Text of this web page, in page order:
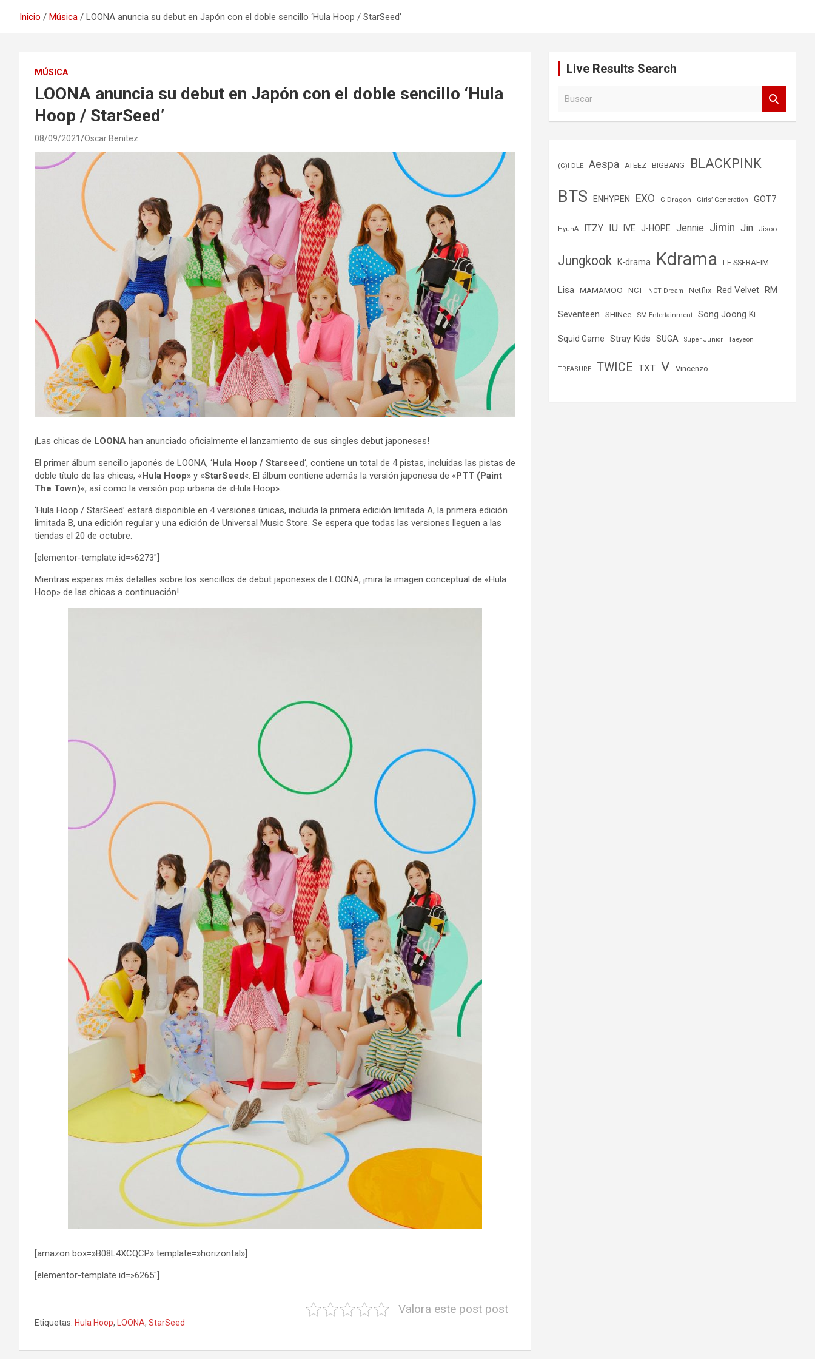
Inicio Música LOONA anuncia su debut en Japón con el doble sencillo ‘Hula Hoop / StarSeed’
MÚSICA
LOONA anuncia su debut en Japón con el doble sencillo ‘Hula
Hoop / StarSeed’
08/09/2021 Oscar Benitez
¡Las chicas de LOONA han anunciado oficialmente el lanzamiento de sus singles debut japoneses!
El primer álbum sencillo japonés de LOONA, ‘Hula Hoop / Starseed‘, contiene un total de 4 pistas, incluidas las pistas de
doble título de las chicas, «Hula Hoop» y «StarSeed«. El álbum contiene además la versión japonesa de «PTT (Paint
The Town)«, así como la versión pop urbana de «Hula Hoop».
‘Hula Hoop / StarSeed’ estará disponible en 4 versiones únicas, incluida la primera edición limitada A, la primera edición
limitada B, una edición regular y una edición de Universal Music Store. Se espera que todas las versiones lleguen a las
tiendas el 20 de octubre.
[elementor-template id=»6273″]
Mientras esperas más detalles sobre los sencillos de debut japoneses de LOONA, ¡mira la imagen conceptual de «Hula
Hoop» de las chicas a continuación!
[amazon box=»B08L4XCQCP» template=»horizontal»]
[elementor-template id=»6265″]
Valora este post post
Etiquetas: Hula Hoop, LOONA, StarSeed
Live Results Search
(G)I-DLE Aespa ATEEZ BIGBANG BLACKPINK
BTS ENHYPEN EXO G-Dragon Girls’ Generation GOT7
HyunA ITZY IU IVE J-HOPE Jennie Jimin Jin Jisoo
Jungkook K-drama Kdrama LE SSERAFIM
Lisa MAMAMOO NCT NCT Dream Netflix Red Velvet RM
Seventeen SHINee SM Entertainment Song Joong Ki
Squid Game Stray Kids SUGA Super Junior Taeyeon
TREASURE TWICE TXT V Vincenzo